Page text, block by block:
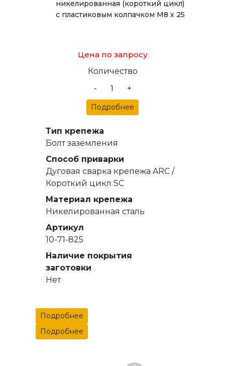
никелированная (короткий цикл)
с пластиковым колпачком М8 х 25
Цена по запросу
Количество
-
+
Подробнее
Тип крепежа
Болт заземления
Способ приварки
Дуговая сварка крепежа ARC /
Короткий цикл SC
Материал крепежа
Никелированная сталь
Артикул
10-71-825
Наличие покрытия
заготовки
Нет
Подробнее
Подробнее